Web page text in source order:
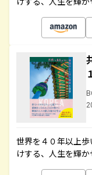
世界を４０年以上
けする、人生を輝